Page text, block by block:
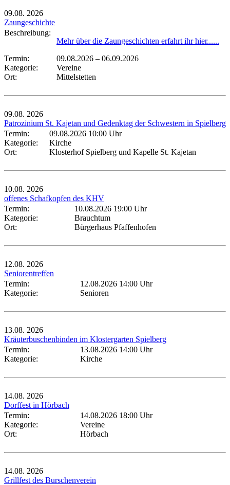
09.08. 2026
Zaungeschichte
Beschreibung:
Mehr über die Zaungeschichten erfahrt ihr hier......
Termin:
09.08.2026 – 06.09.2026
Kategorie:
Vereine
Ort:
Mittelstetten
09.08. 2026
Patrozinium St. Kajetan und Gedenktag der Schwestern in Spielberg
Termin:
09.08.2026 10:00 Uhr
Kategorie:
Kirche
Ort:
Klosterhof Spielberg und Kapelle St. Kajetan
10.08. 2026
offenes Schafkopfen des KHV
Termin:
10.08.2026 19:00 Uhr
Kategorie:
Brauchtum
Ort:
Bürgerhaus Pfaffenhofen
12.08. 2026
Seniorentreffen
Termin:
12.08.2026 14:00 Uhr
Kategorie:
Senioren
13.08. 2026
Kräuterbuschenbinden im Klostergarten Spielberg
Termin:
13.08.2026 14:00 Uhr
Kategorie:
Kirche
14.08. 2026
Dorffest in Hörbach
Termin:
14.08.2026 18:00 Uhr
Kategorie:
Vereine
Ort:
Hörbach
14.08. 2026
Grillfest des Burschenverein